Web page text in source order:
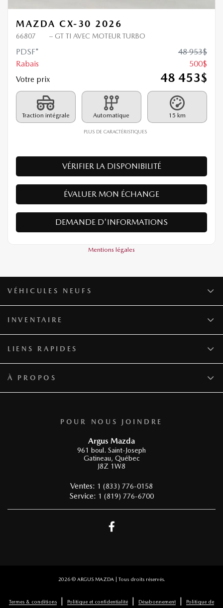
MAZDA CX-30 2026
66807 – GT TI AVEC MOTEUR TURBO
PDSF* 48 953$
Rabais
500$
Votre prix
48 453$
Traction intégrale Automatique 15 km
PLUS DE CARACTÉRISTIQUES
VÉRIFIER LA DISPONIBILITÉ
ÉVALUER MON ÉCHANGE
DEMANDE D'INFORMATIONS
Mentions légales
POUR NOUS JOINDRE
Argus Mazda
961 boul. Saint-Joseph
Gatineau, Québec
J8Z 1W8
Ventes: 1 (833) 776-0158
Service: 1 (819) 776-6700
VÉHICULES NEUFS
INVENTAIRE
LIENS RAPIDES
À PROPOS
2026 © ARGUS MAZDA | Tous droits réservés.
Termes & conditions | Politique et confidentialité | Désabonnement | Politique de